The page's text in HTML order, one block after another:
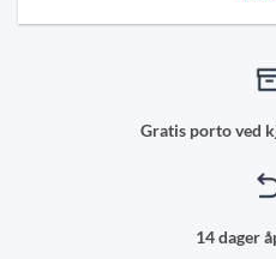
Gratis porto ved
14 dager